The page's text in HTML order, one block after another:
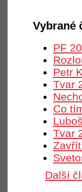
Vybrané
PF
Petr
Tvar
Co
Tvar
Další